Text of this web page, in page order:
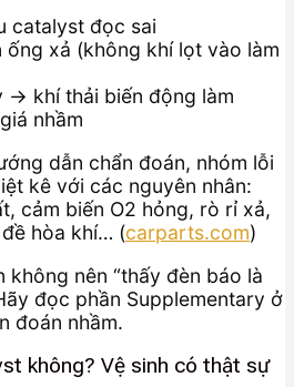
catalyst đọc sai
ống xả (không khí lọt vào làm
→ khí thải biến động làm
nhầm
dẫn chẩn đoán, nhóm lỗi
kê với các nguyên nhân:
cảm biến O2 hỏng, rò rỉ xả,
hòa khí… (carparts.com)
nên “thấy đèn báo là
đọc phần Supplementary ở
đoán nhầm.
không? Vệ sinh có thật sự